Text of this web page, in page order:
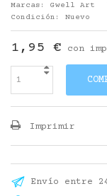
Marcas: Gwell Art
Condición:
Nuevo
1,95 € con
Imprimir
Envío entre